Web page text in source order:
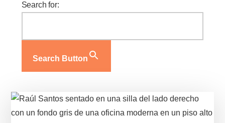
Search for:
Search Button